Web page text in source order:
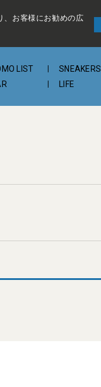
、お客様にお勧めの広
LIST SNEAKERS
LIFE